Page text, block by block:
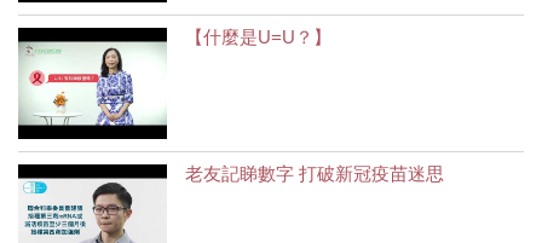
【什麼是U=U？】
老友記睇數字 打破新冠疫苗迷思